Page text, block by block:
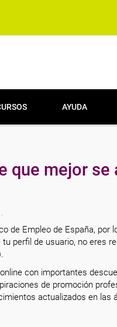
AYUDA
que mejor se
de Empleo de España, por
perfil de usuario, no eres
con importantes
de promoción
actualizados en las